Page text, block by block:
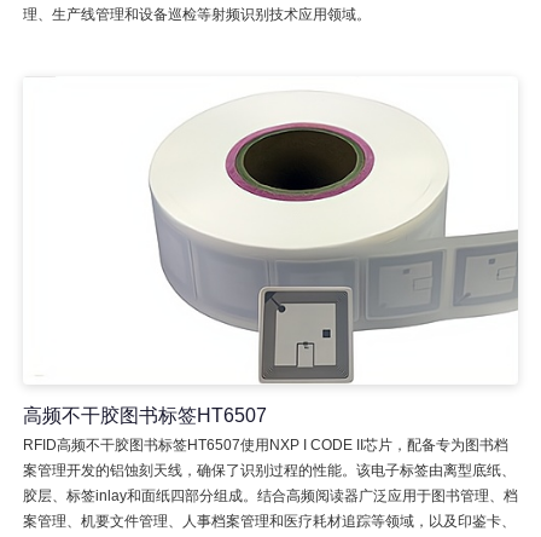
理、生产线管理和设备巡检等射频识别技术应用领域。
高频不干胶图书标签HT6507
RFID高频不干胶图书标签HT6507使用NXP I CODE II芯片，配备专为图书档
案管理开发的铝蚀刻天线，确保了识别过程的性能。该电子标签由离型底纸、
胶层、标签inlay和面纸四部分组成。结合高频阅读器广泛应用于图书管理、档
案管理、机要文件管理、人事档案管理和医疗耗材追踪等领域，以及印鉴卡、